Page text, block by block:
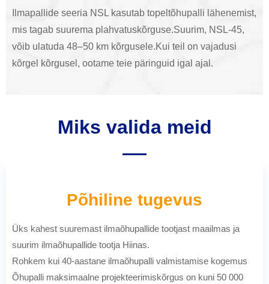
Ilmapallide seeria NSL kasutab topeltõhupalli lähenemist,
mis tagab suurema plahvatuskõrguse.Suurim, NSL-45,
võib ulatuda 48–50 km kõrgusele.Kui teil on vajadusi
kõrgel kõrgusel, ootame teie päringuid igal ajal.
Miks valida meid
Põhiline tugevus
Üks kahest suuremast ilmaõhupallide tootjast maailmas ja
suurim ilmaõhupallide tootja Hiinas.
Rohkem kui 40-aastane ilmaõhupalli valmistamise kogemus
Õhupalli maksimaalne projekteerimiskõrgus on kuni 50 000